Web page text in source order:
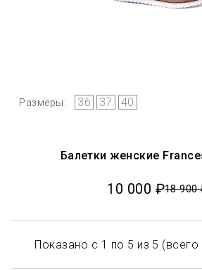
Размеры: 36 37 40
Балетки женские
10 000 ₽18 900
Показано с 1 по 5 из 5 (всего